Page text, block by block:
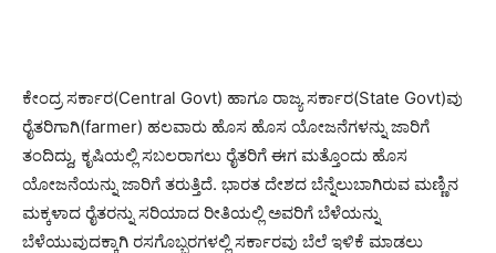
ಕೇಂದ್ರ ಸರ್ಕಾರ(Central Govt) ಹಾಗೂ ರಾಜ್ಯ ಸರ್ಕಾರ(State Govt)ವು
ರೈತರಿಗಾಗಿ(farmer) ಹಲವಾರು ಹೊಸ ಹೊಸ ಯೋಜನೆಗಳನ್ನು ಜಾರಿಗೆ
ತಂದಿದ್ದು, ಕೃಷಿಯಲ್ಲಿ ಸಬಲರಾಗಲು ರೈತರಿಗೆ ಈಗ ಮತ್ತೊಂದು ಹೊಸ
ಯೋಜನೆಯನ್ನು ಜಾರಿಗೆ ತರುತ್ತಿದೆ. ಭಾರತ ದೇಶದ ಬೆನ್ನೆಲುಬಾಗಿರುವ ಮಣ್ಣಿನ
ಮಕ್ಕಳಾದ ರೈತರನ್ನು ಸರಿಯಾದ ರೀತಿಯಲ್ಲಿ ಅವರಿಗೆ ಬೆಳೆಯನ್ನು
ಬೆಳೆಯುವುದಕ್ಕಾಗಿ ರಸಗೊಬ್ಬರಗಳಲ್ಲಿ ಸರ್ಕಾರವು ಬೆಲೆ ಇಳಿಕೆ ಮಾಡಲು